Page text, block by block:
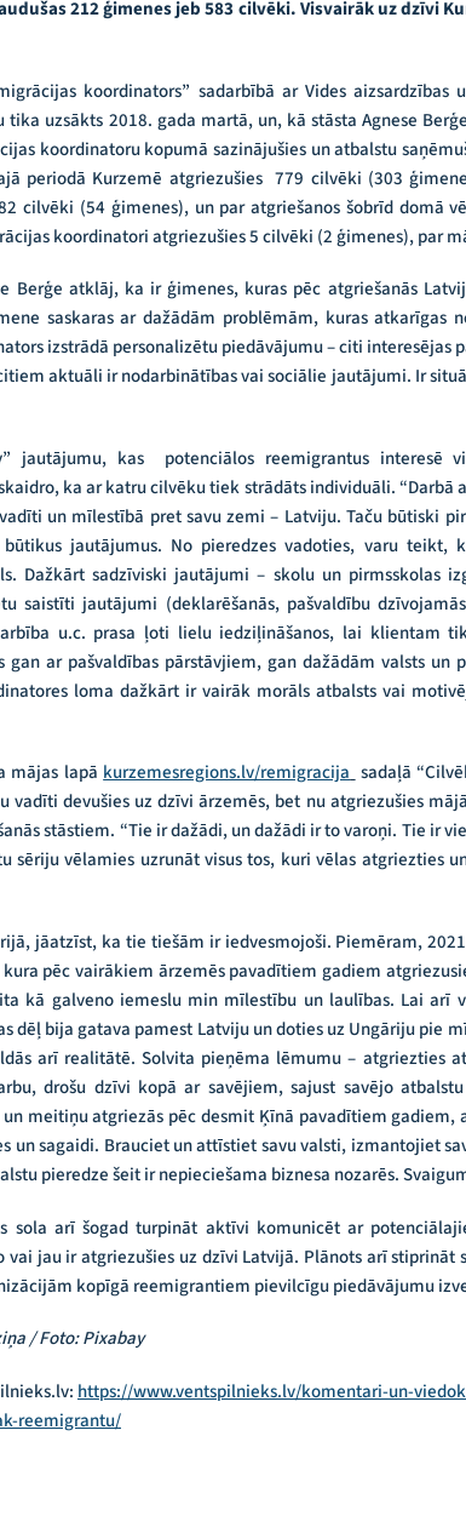
212 ģimenes jeb 583 cilvēki. Visvairāk uz dzīvi
koordinators” sadarbībā ar Vides aizsardzības
tika uzsākts 2018. gada martā, un, kā stāsta Agnese
koordinatoru kopumā sazinājušies un atbalstu
periodā Kurzemē atgriezušies 779 cilvēki (303
cilvēki (54 ģimenes), un par atgriešanos šobrīd domā
koordinatori atgriezušies 5 cilvēki (2 ģimenes), par
Berģe atklāj, ka ir ģimenes, kuras pēc atgriešanās
saskaras ar dažādām problēmām, kuras atkarīgas
izstrādā personalizētu piedāvājumu – citi
aktuāli ir nodarbinātības vai sociālie jautājumi. Ir
jautājumu, kas
potenciālos reemigrantus interesē
ka ar katru cilvēku tiek strādāts individuāli.
un mīlestībā pret savu zemi – Latviju. Taču būtiski
jautājumus. No pieredzes vadoties, varu
Dažkārt sadzīviski jautājumi – skolu un pirmsskolas
saistīti jautājumi (deklarēšanās, pašvaldību
u.c. prasa ļoti lielu iedziļināšanos, lai klientam
gan ar pašvaldības pārstāvjiem, gan dažādām valsts
loma dažkārt ir vairāk morāls atbalsts vai
mājas lapākurzemesregions.lv/remigracija sadaļā
devušies uz dzīvi ārzemēs, bet nu atgriezušies
stāstiem. “Tie ir dažādi, un dažādi ir to varoņi. Tie ir
sēriju vēlamies uzrunāt visus tos, kuri vēlas atgriezties
jāatzīst, ka tie tiešām ir iedvesmojoši. Piemēram,
pēc vairākiem ārzemēs pavadītiem gadiem
kā galveno iemeslu min mīlestību un laulības. Lai arī
dēļ bija gatava pamest Latviju un doties uz Ungāriju pie
arī realitātē. Solvita pieņēma lēmumu – atgriezties
drošu dzīvi kopā ar savējiem, sajust savējo
meitiņu atgriezās pēc desmit Ķīnā pavadītiem gadiem,
un sagaidi. Brauciet un attīstiet savu valsti, izmantojiet
pieredze šeit ir nepieciešama biznesa nozarēs.
sola arī šogad turpināt aktīvi komunicēt ar
jau ir atgriezušies uz dzīvi Latvijā. Plānots arī stiprināt
kopīgā reemigrantiem pievilcīgu piedāvājumu
/ Foto: Pixabay
https://www.ventspilnieks.lv/komentari-un-
reemigrantu/